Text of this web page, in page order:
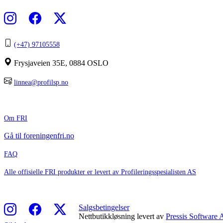
(+47) 97105558
Frysjaveien 35E, 0884 OSLO
linnea@profilsp.no
Om FRI
Gå til foreningenfri.no
FAQ
Alle offisielle FRI produkter er levert av Profileringsspesialisten AS
Salgsbetingelser
Nettbutikkløsning levert av Pressis Software